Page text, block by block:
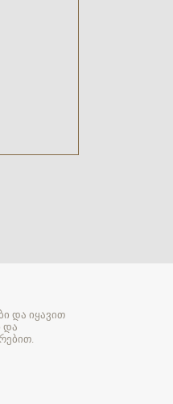
და იყავით
და